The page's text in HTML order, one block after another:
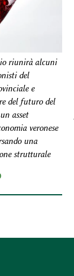
riunirà alcuni
del
e
del futuro del
asset
veronese
una
strutturale